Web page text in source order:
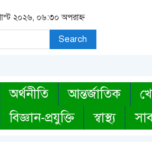
২০২৬, ০৬:৩০ অপরাহ্ন
Search
অর্থনীতি আন্তর্জাতিক
বিজ্ঞান-প্রযুক্তি স্বাস্থ্য